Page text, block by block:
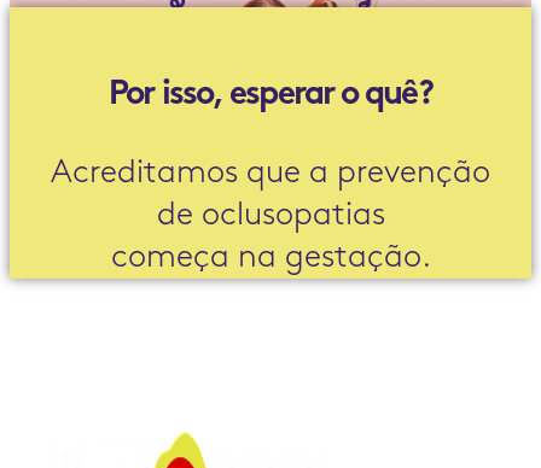
Por isso, esperar o quê?
Acreditamos que a prevenção
de oclusopatias
começa na gestação.